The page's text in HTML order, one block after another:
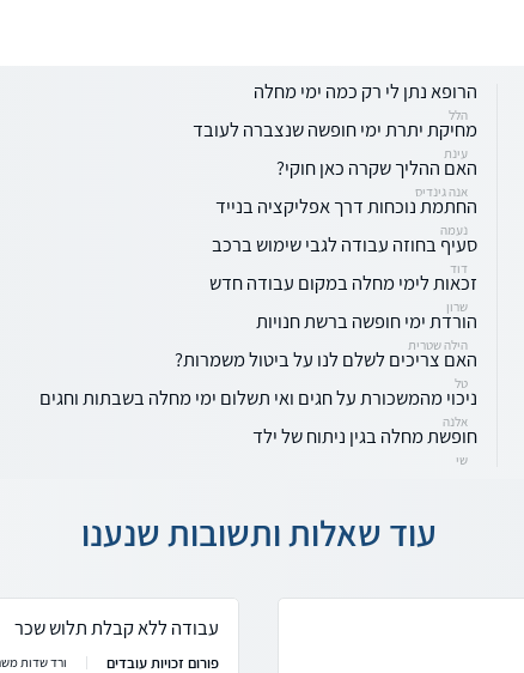
הרופא נתן לי רק כמה ימי מחלה
הלל
מחיקת יתרת ימי חופשה שנצברה לעובד
עינת
האם ההליך שקרה כאן חוקי?
אנה גינדיס
החתמת נוכחות דרך אפליקציה בנייד
נעמה
סעיף בחוזה עבודה לגבי שימוש ברכב
דוד
זכאות לימי מחלה במקום עבודה חדש
שרון
הורדת ימי חופשה ברשת חנויות
הילה שטרית
האם צריכים לשלם לנו על ביטול משמרות?
טל
ניכוי מהמשכורת על חגים ואי תשלום ימי מחלה בשבתות וחגים
אלנה
חופשת מחלה בגין ניתוח של ילד
שי
עוד שאלות ותשובות שנענו
עבודה ללא קבלת תלוש שכר
פורום זכויות עובדים ורד שדות